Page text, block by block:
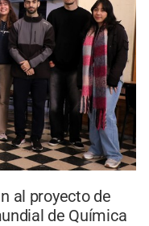
al proyecto de
de Química